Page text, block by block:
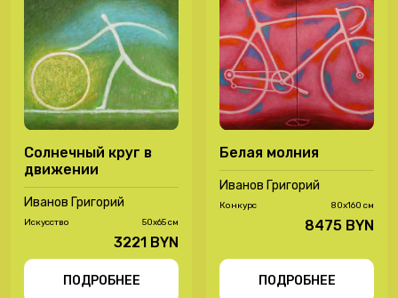
Солнечный круг в
движении
Иванов Григорий
Иcкусство 50х65 см
3221 BYN
ПОДРОБНЕЕ
Белая молния
Иванов Григорий
Конкурс 80х160 см
8475 BYN
ПОДРОБНЕЕ